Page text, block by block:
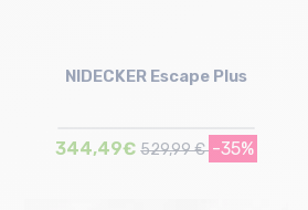
NIDECKER Escape Plus
344,49€ 529,99 € -35%